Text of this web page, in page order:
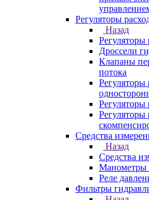
Регуляторы
Назад
Регуляторы
Дроссели
Клапаны
потока
Регуляторы
Регуляторы
Регуляторы
Средства
Назад
Средства
Манометры
Реле
Фильтры